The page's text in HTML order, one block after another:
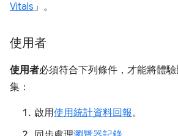
Vitals」。
使用者
使用者必須符合下列條件，才能將體
集：
啟用使用統計資料回報。